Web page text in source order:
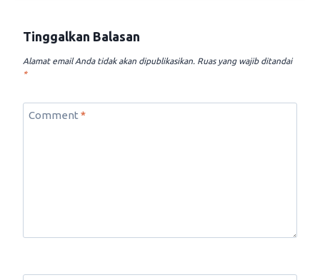
Tinggalkan Balasan
Alamat email Anda tidak akan dipublikasikan. Ruas yang wajib ditandai
*
Comment*